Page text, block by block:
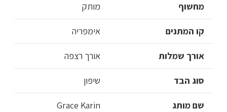
מחשוף מותק
קו המתנים אימפריה
אורך שמלות אורך רצפה
סוג הבד שיפון
שם מותג Grace Karin